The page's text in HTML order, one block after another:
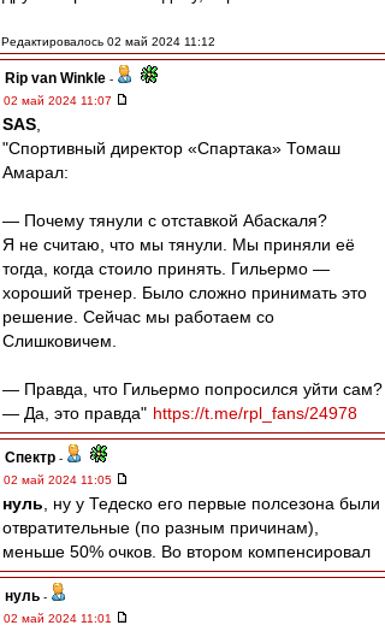
Редактировалось 02 май 2024 11:12
Rip van Winkle -
02 май 2024 11:07
SAS
"Спортивный директор «Спартака» Томаш
Амарал:
— Почему тянули с отставкой Абаскаля?
Я не считаю, что мы тянули. Мы приняли её
тогда, когда стоило принять. Гильермо —
хороший тренер. Было сложно принимать это
решение. Сейчас мы работаем со
Слишковичем.
— Правда, что Гильермо попросился уйти сам?
— Да, это правда" https://t.me/rpl_fans/24978
Спектр -
02 май 2024 11:05
нуль , ну у Тедеско его первые полсезона были
отвратительные (по разным причинам),
меньше 50% очков. Во втором компенсировал
нуль -
02 май 2024 11:01